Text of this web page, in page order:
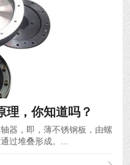
理，你知道吗？
器，即，薄不锈钢板，由螺
过堆叠形成。...